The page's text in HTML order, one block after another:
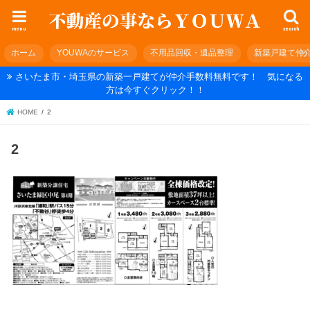
search
menu
ホーム YOUWAのサービス 不用品回収・遺品整理 新築戸建て仲
さいたま市・埼玉県の新築一戸建てが仲介手数料無料です！ 気になる
方は今すぐクリック！！
HOME 2
2